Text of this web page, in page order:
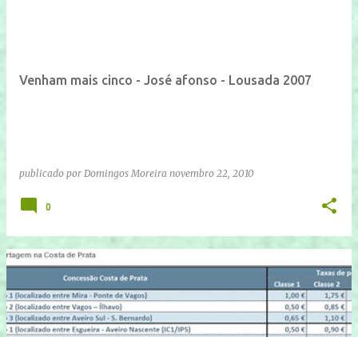
Venham mais cinco - José afonso - Lousada 2007
publicado por Domingos Moreira novembro 22, 2010
0